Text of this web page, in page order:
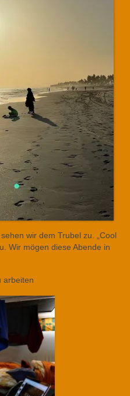
wir dem Trubel zu. „Cool
Wir mögen diese Abende in
arbeiten